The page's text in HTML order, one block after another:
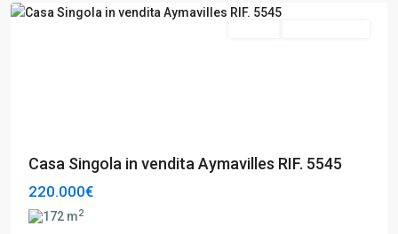
Casa Singola in vendita Aymavilles RIF. 5545
220.000€
172 m2